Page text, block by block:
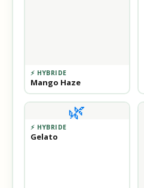
⚡ HYBRIDE
Mango Haze
🌿
⚡ HYBRIDE
Gelato